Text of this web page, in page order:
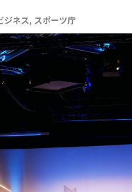
ジネス, スポーツ庁